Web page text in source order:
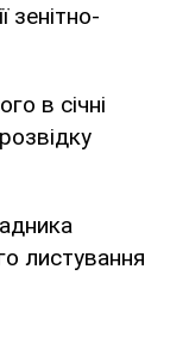
зенітно-
в січні
листування